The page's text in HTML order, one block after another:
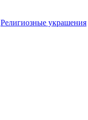
Религиозные украшения